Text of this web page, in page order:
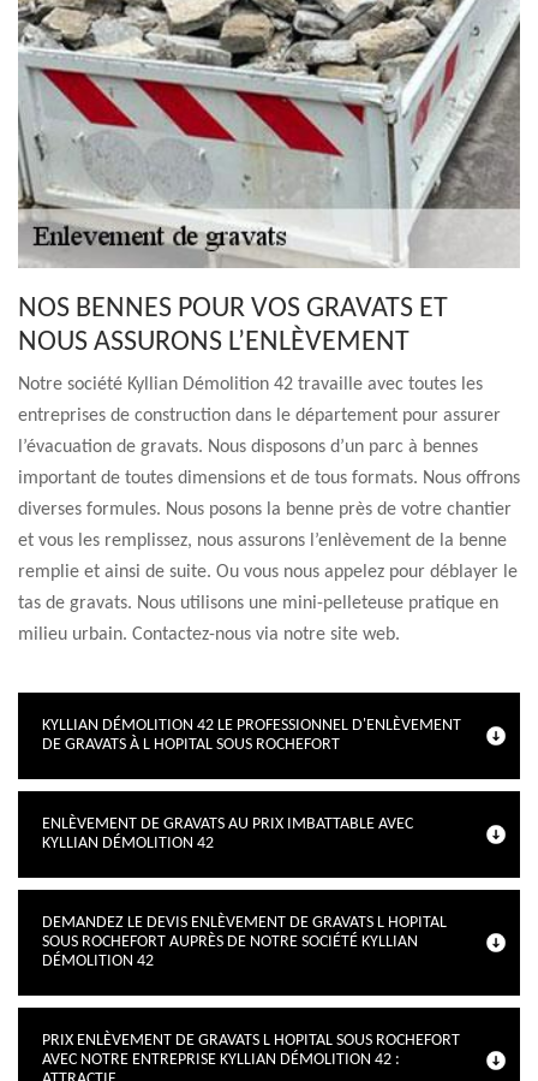
NOS BENNES POUR VOS GRAVATS ET
NOUS ASSURONS L’ENLÈVEMENT
Notre société Kyllian Démolition 42 travaille avec toutes les
entreprises de construction dans le département pour assurer
l’évacuation de gravats. Nous disposons d’un parc à bennes
important de toutes dimensions et de tous formats. Nous offrons
diverses formules. Nous posons la benne près de votre chantier
et vous les remplissez, nous assurons l’enlèvement de la benne
remplie et ainsi de suite. Ou vous nous appelez pour déblayer le
tas de gravats. Nous utilisons une mini-pelleteuse pratique en
milieu urbain. Contactez-nous via notre site web.
KYLLIAN DÉMOLITION 42 LE PROFESSIONNEL D'ENLÈVEMENT
DE GRAVATS À L HOPITAL SOUS ROCHEFORT
ENLÈVEMENT DE GRAVATS AU PRIX IMBATTABLE AVEC
KYLLIAN DÉMOLITION 42
DEMANDEZ LE DEVIS ENLÈVEMENT DE GRAVATS L HOPITAL
SOUS ROCHEFORT AUPRÈS DE NOTRE SOCIÉTÉ KYLLIAN
DÉMOLITION 42
PRIX ENLÈVEMENT DE GRAVATS L HOPITAL SOUS ROCHEFORT
AVEC NOTRE ENTREPRISE KYLLIAN DÉMOLITION 42 :